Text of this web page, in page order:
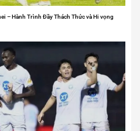
– Hành Trình Đầy Thách Thức và Hi vọng